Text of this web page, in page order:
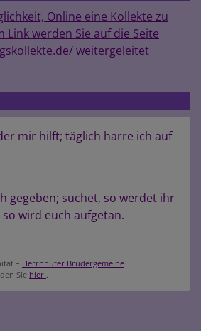
Online eine Kollekte zu
Link werden Sie auf die Seite
weitergeleitet
mir hilft; täglich harre ich auf
gegeben; suchet, so werdet ihr
wird euch aufgetan.
– Herrnhuter Brüdergemeine
Sie hier .